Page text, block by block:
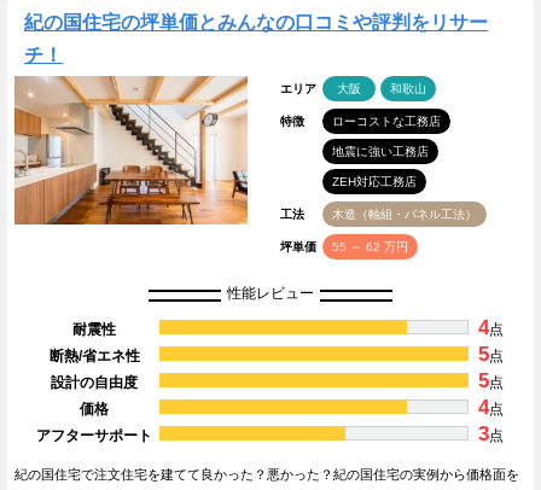
紀の国住宅の坪単価とみんなの口コミや評判をリサー
チ！
エリア 大阪 和歌山
特徴 ローコストな工務店
地震に強い工務店
ZEH対応工務店
工法 木造（軸組・パネル工法）
坪単価 55 ～ 62 万円
性能レビュー
耐震性 4点
断熱/省エネ性
5点
設計の自由度
5点
価格
4点
アフターサポート
3点
紀の国住宅で注文住宅を建てて良かった？悪かった？紀の国住宅の実例から価格面を